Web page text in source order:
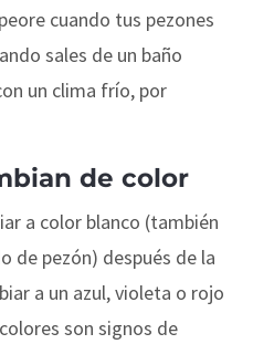
cuando tus pezones
sales de un baño
un clima frío, por
de color
a color blanco (también
de pezón) después de la
a un azul, violeta o rojo
son signos de